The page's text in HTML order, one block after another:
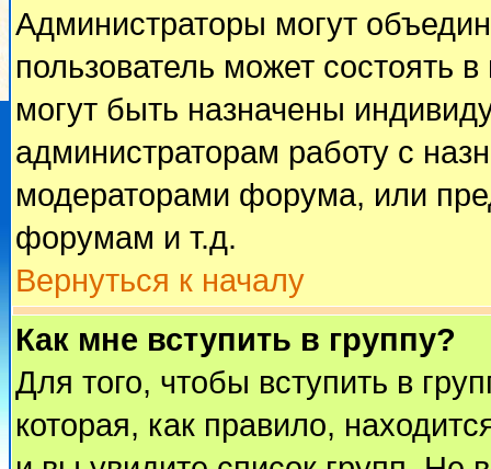
Администраторы могут
пользователь может состоять
могут быть назначены
администраторам работу с
модераторами форума, или
форумам и т.д.
Вернуться к началу
Как мне вступить в группу?
Для того, чтобы вступить в
которая, как правило,